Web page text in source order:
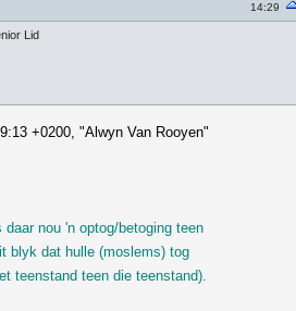
14:29
Lid
+0200, "Alwyn Van Rooyen"
nou 'n optog/betoging teen
blyk dat hulle (moslems) tog
teenstand teen die teenstand).